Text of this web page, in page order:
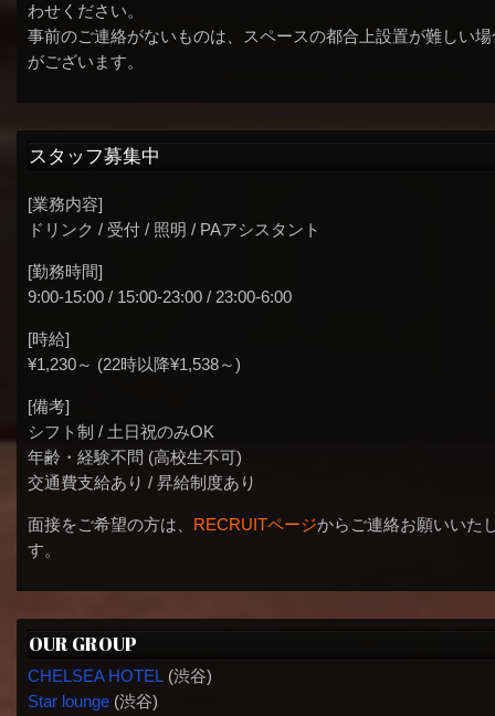
わせください。
事前のご連絡がないものは、スペースの都合上設置が難しい場
がございます。
スタッフ募集中
[業務内容]
ドリンク / 受付 / 照明 / PAアシスタント
[勤務時間]
9:00-15:00 / 15:00-23:00 / 23:00-6:00
[時給]
¥1,230～ (22時以降¥1,538～)
[備考]
シフト制 / 土日祝のみOK
年齢・経験不問 (高校生不可)
交通費支給あり / 昇給制度あり
面接をご希望の方は、 RECRUITページからご連絡お願いいた
す。
OUR GROUP
CHELSEA HOTEL (渋谷)
Star lounge(渋谷)